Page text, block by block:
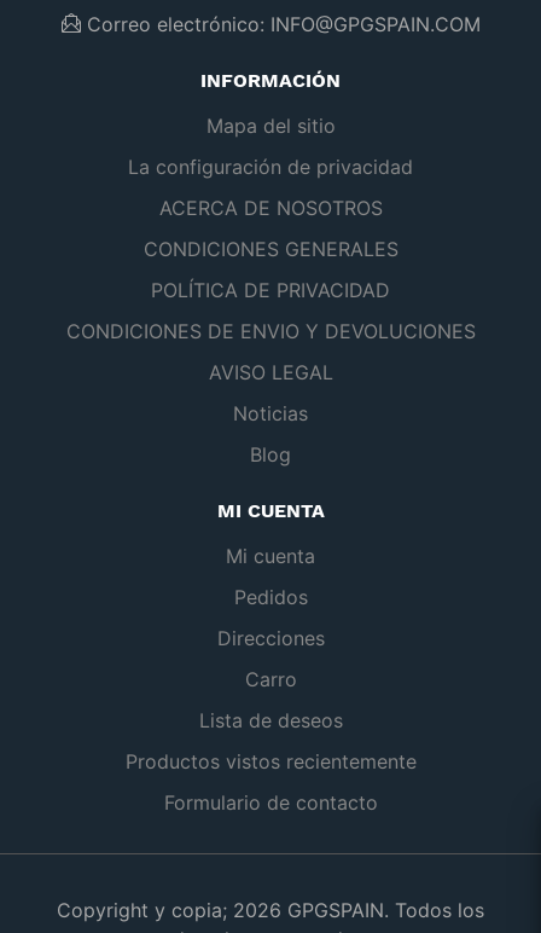
Correo electrónico: INFO@GPGSPAIN.COM
INFORMACIÓN
Mapa del sitio
La configuración de privacidad
ACERCA DE NOSOTROS
CONDICIONES GENERALES
POLÍTICA DE PRIVACIDAD
CONDICIONES DE ENVIO Y DEVOLUCIONES
AVISO LEGAL
Noticias
Blog
MI CUENTA
Mi cuenta
Pedidos
Direcciones
Carro
Lista de deseos
Productos vistos recientemente
Formulario de contacto
Copyright y copia; 2026 GPGSPAIN. Todos los